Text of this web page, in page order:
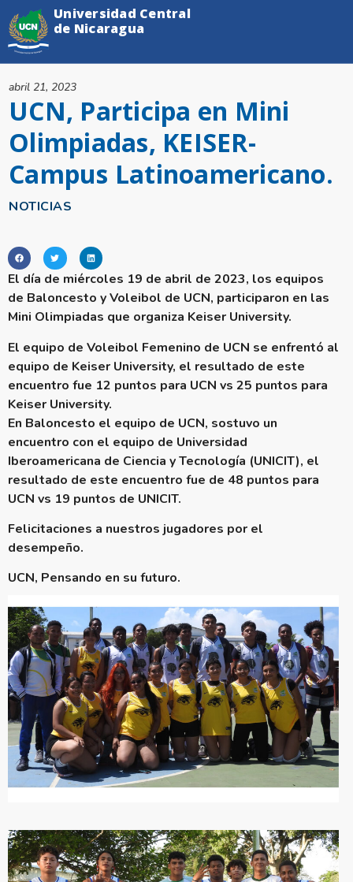
NOTICIAS
UCN, Participa en Mini
Olimpiadas, KEISER-
Campus Latinoamericano.
abril 21, 2023
Universidad Central
de Nicaragua
El día de miércoles 19 de abril de 2023, los equipos
de Baloncesto y Voleibol de UCN, participaron en las
Mini Olimpiadas que organiza Keiser University.
El equipo de Voleibol Femenino de UCN se enfrentó al
equipo de Keiser University, el resultado de este
encuentro fue 12 puntos para UCN vs 25 puntos para
Keiser University.
En Baloncesto el equipo de UCN, sostuvo un
encuentro con el equipo de Universidad
Iberoamericana de Ciencia y Tecnología (UNICIT), el
resultado de este encuentro fue de 48 puntos para
UCN vs 19 puntos de UNICIT.
Felicitaciones a nuestros jugadores por el
desempeño.
UCN, Pensando en su futuro.